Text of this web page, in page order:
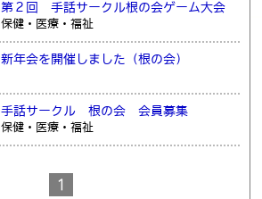
第２回 手話サークル根の会ゲーム大会
保健・医療・福祉
新年会を開催しました（根の会）
手話サークル 根の会 会員募集
保健・医療・福祉
1